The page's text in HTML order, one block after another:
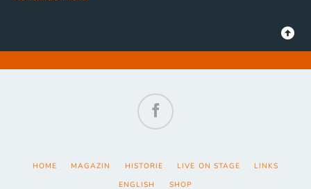
NAVIGATION
HOME MAGAZIN HISTORIE LIVE ON STAGE
LINKS
ENGLISH
SHOP